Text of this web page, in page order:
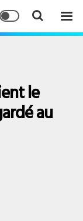
le
au